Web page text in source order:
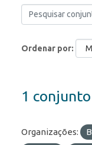
Ordenar por
1
Organizações: